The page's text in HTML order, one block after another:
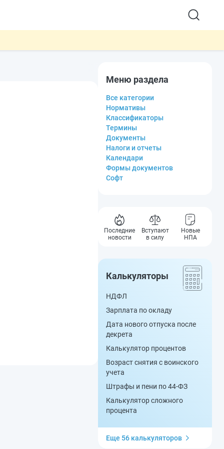
Меню раздела
Все категории
Нормативы
Классификаторы
Термины
Документы
Налоги и отчеты
Календари
Формы документов
Софт
Последние
новости
Вступают
в силу
Новые
НПА
Калькуляторы
НДФЛ
Зарплата по окладу
Дата нового отпуска после
декрета
Калькулятор процентов
Возраст снятия с воинского
учета
Штрафы и пени по 44-ФЗ
Калькулятор сложного
процента
Еще 56 калькуляторов